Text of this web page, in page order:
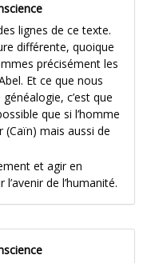
lignes de ce texte.
différente, quoique
précisément les
c’est que
que si l’homme
(Caïn) mais aussi de
et agir en
de l’humanité.